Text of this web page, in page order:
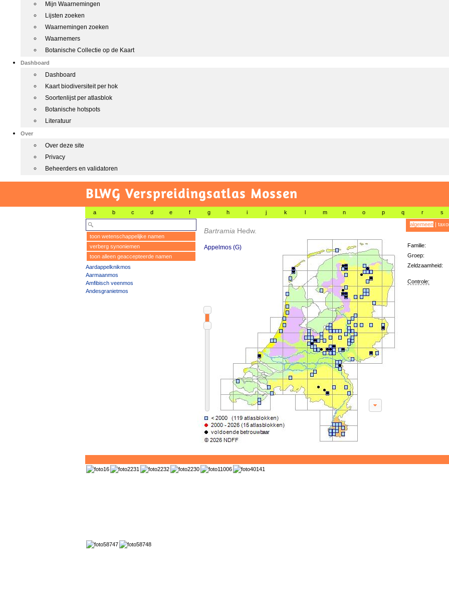
Mijn Waarnemingen
Lijsten zoeken
Waarnemingen zoeken
Waarnemers
Botanische Collectie op de Kaart
Dashboard
Dashboard
Kaart biodiversiteit per hok
Soortenlijst per atlasblok
Botanische hotspots
Literatuur
Over
Over deze site
Privacy
Beheerders en validatoren
BLWG Verspreidingsatlas Mossen
a b c d e f g h i j k l m n o p q r s
toon wetenschappelijke namen
verberg synoniemen
toon alleen geaccepteerde namen
Aardappelknikmos
Aarmaanmos
Amfibisch veenmos
Andesgranietmos
Bartramia Hedw.
Appelmos (G)
algemeen|
Familie:
Groep:
Zeldzaamheid:
Controle: